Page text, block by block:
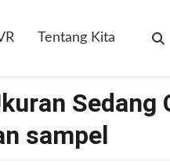
Tentang Kita
Sedang
sampel